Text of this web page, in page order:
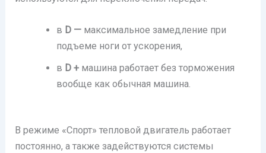
в D —максимальное замедление при
подъеме ноги от ускорения,
в D +машина работает без торможения
вообще как обычная машина.
В режиме «Спорт» тепловой двигатель работает
постоянно, а также задействуются системы